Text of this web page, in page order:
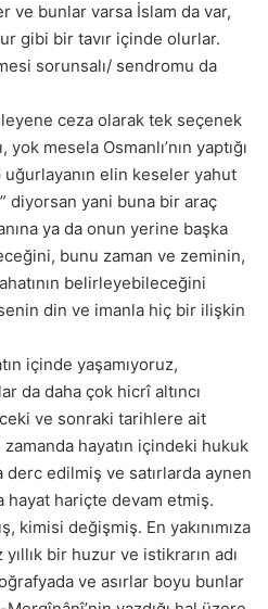
ve bunlar varsa İslam da var,
gibi bir tavır içinde olurlar.
sorunsalı/ sendromu da
ceza olarak tek seçenek
mesela Osmanlı’nın yaptığı
uğurlayanın elin keseler yahut
diyorsan yani buna bir araç
ya da onun yerine başka
bunu zaman ve zeminin,
belirleyebileceğini
din ve imanla hiç bir ilişkin
içinde yaşamıyoruz,
da daha çok hicrî altıncı
ve sonraki tarihlere ait
zamanda hayatın içindeki hukuk
edilmiş ve satırlarda aynen
hayat hariçte devam etmiş.
kimisi değişmiş. En yakınımıza
bir huzur ve istikrarın adı
ve asırlar boyu bunlar